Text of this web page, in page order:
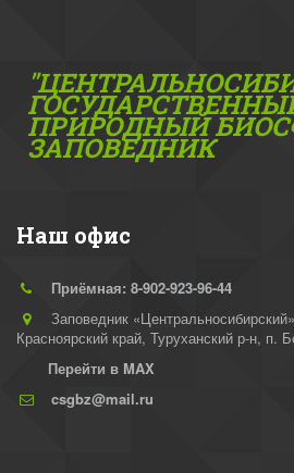
ПРИРОДНЫЙ
ЗАПОВЕДНИК
Наш офис
Приёмная: 8-902-923-96-44
Заповедник
Красноярский край, Туруханский р-н, п.
Перейти в MAX
csgbz@mail.ru